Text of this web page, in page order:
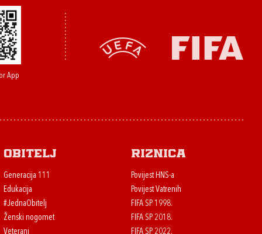
App
Obitelj
Generacija 111
Edukacija
#JednaObitelj
Ženski nogomet
Veterani
Riznica
Povijest HNS-a
Povijest Vatrenih
FIFA SP 1998.
FIFA SP 2018.
FIFA SP 2022.